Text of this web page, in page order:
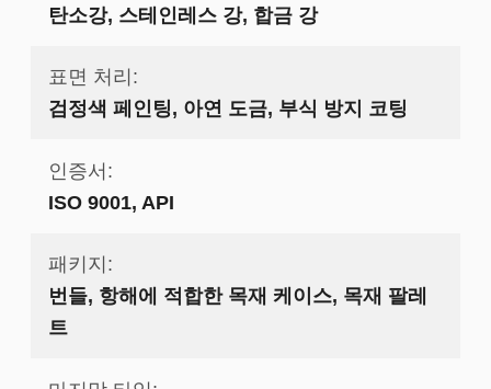
탄소강, 스테인레스 강, 합금 강
표면 처리:
검정색 페인팅, 아연 도금, 부식 방지 코팅
인증서:
ISO 9001, API
패키지:
번들, 항해에 적합한 목재 케이스, 목재 팔레
트